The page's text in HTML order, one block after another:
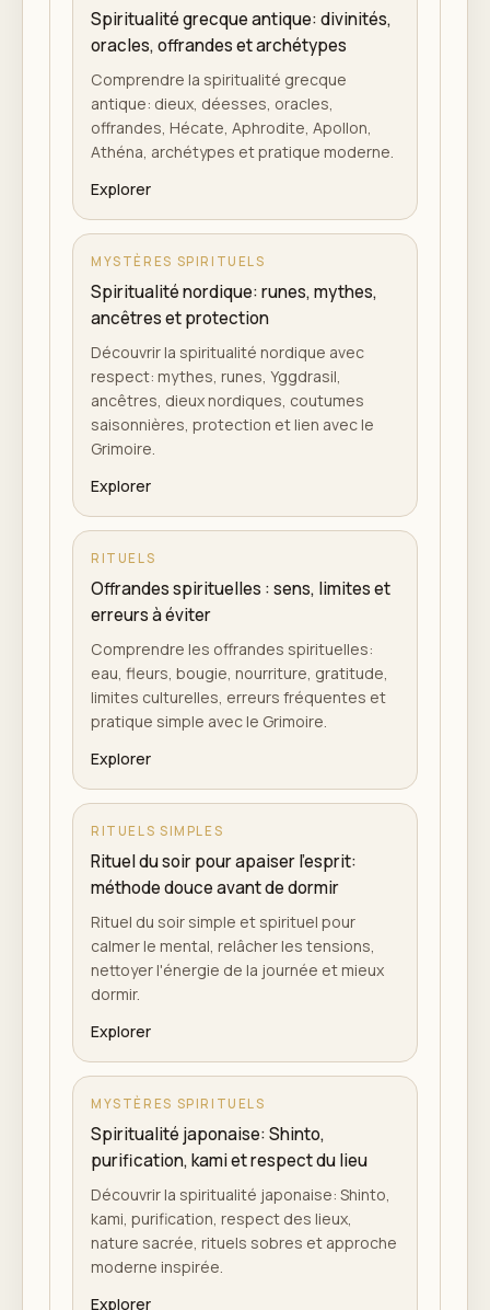
Spiritualité grecque antique: divinités,
oracles, offrandes et archétypes
Comprendre la spiritualité grecque
antique: dieux, déesses, oracles,
offrandes, Hécate, Aphrodite, Apollon,
Athéna, archétypes et pratique moderne.
Explorer
MYSTÈRES SPIRITUELS
Spiritualité nordique: runes, mythes,
ancêtres et protection
Découvrir la spiritualité nordique avec
respect: mythes, runes, Yggdrasil,
ancêtres, dieux nordiques, coutumes
saisonnières, protection et lien avec le
Grimoire.
Explorer
RITUELS
Offrandes spirituelles : sens, limites et
erreurs à éviter
Comprendre les offrandes spirituelles:
eau, fleurs, bougie, nourriture, gratitude,
limites culturelles, erreurs fréquentes et
pratique simple avec le Grimoire.
Explorer
RITUELS SIMPLES
Rituel du soir pour apaiser l'esprit:
méthode douce avant de dormir
Rituel du soir simple et spirituel pour
calmer le mental, relâcher les tensions,
nettoyer l'énergie de la journée et mieux
dormir.
Explorer
MYSTÈRES SPIRITUELS
Spiritualité japonaise: Shinto,
purification, kami et respect du lieu
Découvrir la spiritualité japonaise: Shinto,
kami, purification, respect des lieux,
nature sacrée, rituels sobres et approche
moderne inspirée.
Explorer